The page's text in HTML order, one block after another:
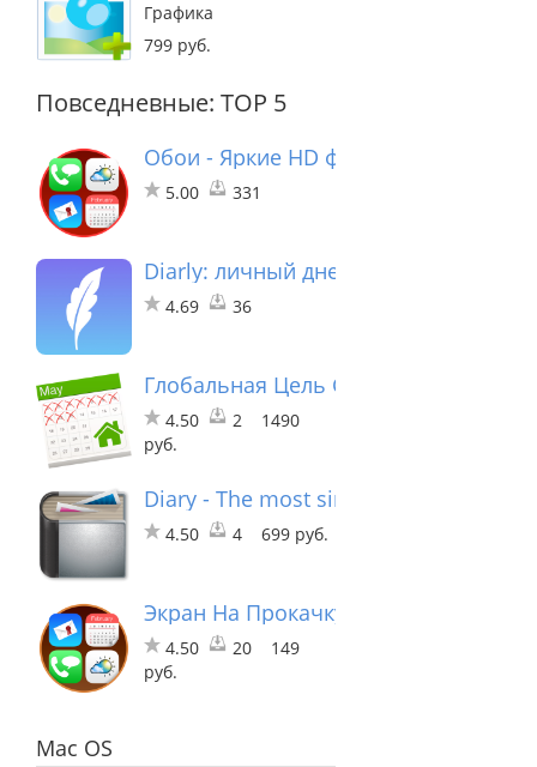
Графика
799 руб.
Повседневные: TOP 5
Обои - Яркие HD фоны, картинки и
5.00 331
Diarly: личный дневник
4.69 36
Глобальная Цель GOLD
4.50 2
1490
руб.
Diary - The most simple and elegant
4.50 4 699 руб.
Экран На Прокачку - Обои и Фоны
4.50 20
149
руб.
Mac OS